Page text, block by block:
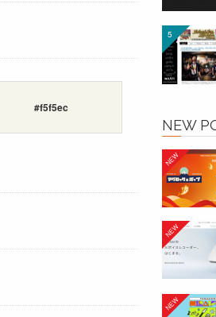
#f5f5ec
NEW